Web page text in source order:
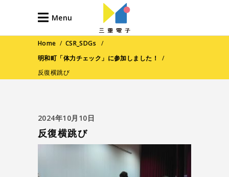
Menu
Home / CSR_SDGs
/
明和町「体力チェック」に参加しました！
/
反復横跳び
2024年10月10日
反復横跳び